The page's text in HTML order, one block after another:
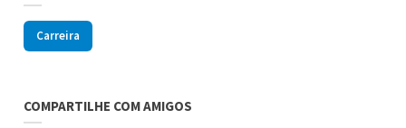
Carreira
COMPARTILHE COM AMIGOS